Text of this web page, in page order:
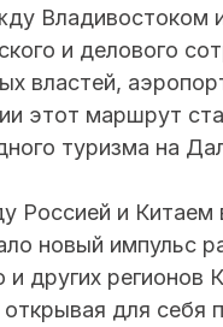
Владивостоком
и делового
властей,
этот маршрут
туризма на
Россией и Китаем
новый импульс
других
для себя